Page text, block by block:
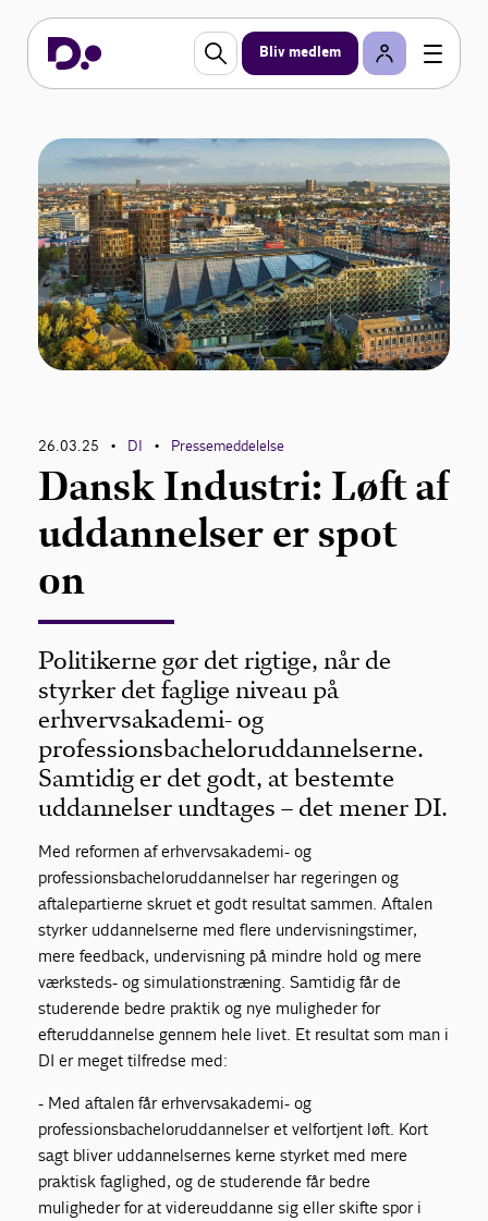
Bliv medlem
26.03.25 • DI • Pressemeddelelse
Dansk Industri: Løft af
uddannelser er spot
on
Politikerne gør det rigtige, når de
styrker det faglige niveau på
erhvervsakademi- og
professionsbacheloruddannelserne.
Samtidig er det godt, at bestemte
uddannelser undtages – det mener DI.
Med reformen af erhvervsakademi- og
professionsbacheloruddannelser har regeringen og
aftalepartierne skruet et godt resultat sammen. Aftalen
styrker uddannelserne med flere undervisningstimer,
mere feedback, undervisning på mindre hold og mere
værksteds- og simulationstræning. Samtidig får de
studerende bedre praktik og nye muligheder for
efteruddannelse gennem hele livet. Et resultat som man i
DI er meget tilfredse med:
- Med aftalen får erhvervsakademi- og
professionsbacheloruddannelser et velfortjent løft. Kort
sagt bliver uddannelsernes kerne styrket med mere
praktisk faglighed, og de studerende får bedre
muligheder for at videreuddanne sig eller skifte spor i